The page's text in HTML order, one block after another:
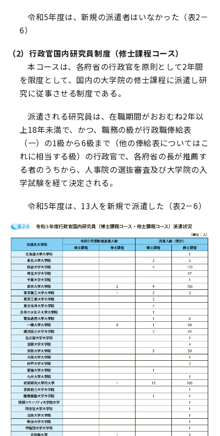
令和5年度は、新規の派遣者はいなかった（表2－
6）
（2）行政官国内研究員制度（修士課程コース）
本コースは、各府省の行政官を原則として2年間
を限度として、国内の大学院の修士課程に派遣し研
究に従事させる制度である。
派遣される研究員は、在職期間がおおむね2年以
上18年未満で、かつ、職務の級が行政職俸給表
（一）の1級から6級まで（他の俸給表についてはこ
れに相当する級）の行政官で、各府省の長が推薦す
る者のうちから、人事院の選抜審査及び大学院の入
学試験を経て決定される。
令和5年度は、13人を新規で派遣した（表2－6）